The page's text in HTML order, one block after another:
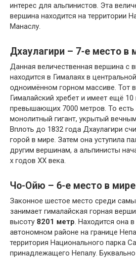
интерес для альпинистов. Эта
вершина находится на территории
Манаслу.
Дхаулагири – 7-е место в
Данная величественная вершина с
находится в Гималаях в
одноимённом горном массиве. Тот
Гималайский хребет и имеет ещё 10
превышающих 7000 метров. То есть
монолитный гигант, укрытый
Вплоть до 1832 года Дхаулагири
горой в мире. Затем она уступила
другим вершинам, а альпинисты
х годов XX века.
Чо-Ойю – 6-е место в мире
Законное шестое место среди
занимает гималайская горная
высоту 8201 метр . Находится она
автономном районе на границе
территория Национального парка
принадлежащего Непалу.